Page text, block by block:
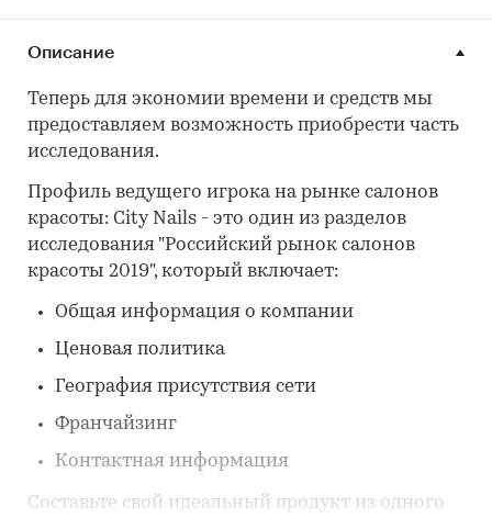
Описание
Теперь для экономии времени и средств мы
предоставляем возможность приобрести часть
исследования.
Профиль ведущего игрока на рынке салонов
красоты: City Nails - это один из разделов
исследования "Российский рынок салонов
красоты 2019", который включает:
Общая информация о компании
Ценовая политика
География присутствия сети
Франчайзинг
Контактная информация
Составьте свой идеальный продукт из одного